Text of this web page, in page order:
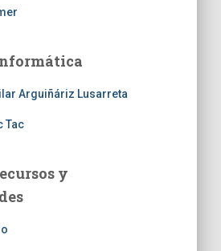
Arguiñáriz Lusarreta
Tac
y